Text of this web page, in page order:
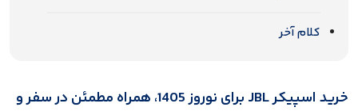
کلام آخر
خرید اسپیکر JBL برای نوروز 1405، همراه مطمئن در سفر و